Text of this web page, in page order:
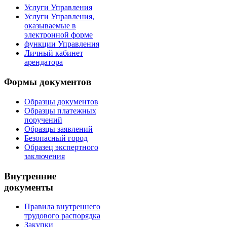
Услуги Управления
Услуги Управления,
оказываемые в
электронной форме
функции Управления
Личный кабинет
арендатора
Формы документов
Образцы документов
Образцы платежных
поручений
Образцы заявлений
Безопасный город
Образец экспертного
заключения
Внутренние
документы
Правила внутреннего
трудового распорядка
Закупки